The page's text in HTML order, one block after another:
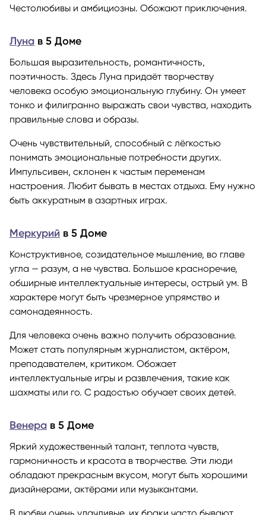
Честолюбивы и амбициозны. Обожают приключения.
Луна в 5 Доме
Большая выразительность, романтичность,
поэтичность. Здесь Луна придаёт творчеству
человека особую эмоциональную глубину. Он умеет
тонко и филигранно выражать свои чувства, находить
правильные слова и образы.
Очень чувствительный, способный с лёгкостью
понимать эмоциональные потребности других.
Импульсивен, склонен к частым переменам
настроения. Любит бывать в местах отдыха. Ему нужно
быть аккуратным в азартных играх.
Меркурий в 5 Доме
Конструктивное, созидательное мышление, во главе
угла — разум, а не чувства. Большое красноречие,
обширные интеллектуальные интересы, острый ум. В
характере могут быть чрезмерное упрямство и
самонадеянность.
Для человека очень важно получить образование.
Может стать популярным журналистом, актёром,
преподавателем, критиком. Обожает
интеллектуальные игры и развлечения, такие как
шахматы или го. С радостью обучает своих детей.
Венера в 5 Доме
Яркий художественный талант, теплота чувств,
гармоничность и красота в творчестве. Эти люди
обладают прекрасным вкусом, могут быть хорошими
дизайнерами, актёрами или музыкантами.